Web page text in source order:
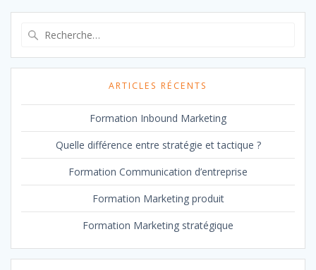
:
ARTICLES RÉCENTS
Formation Inbound Marketing
Quelle différence entre stratégie et tactique ?
Formation Communication d’entreprise
Formation Marketing produit
Formation Marketing stratégique